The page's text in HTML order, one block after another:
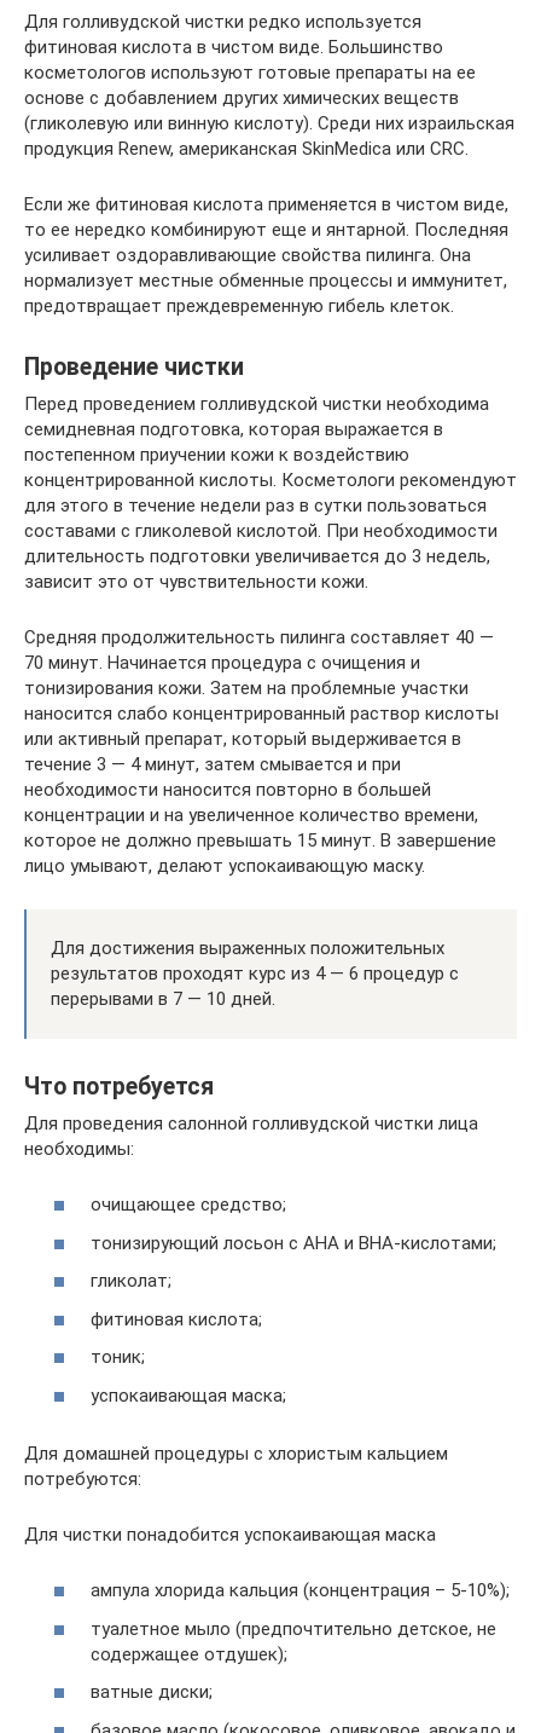
Для голливудской чистки редко используется
фитиновая кислота в чистом виде. Большинство
косметологов используют готовые препараты на ее
основе с добавлением других химических веществ
(гликолевую или винную кислоту). Среди них израильская
продукция Renew, американская SkinMedica или CRC.
Если же фитиновая кислота применяется в чистом виде,
то ее нередко комбинируют еще и янтарной. Последняя
усиливает оздоравливающие свойства пилинга. Она
нормализует местные обменные процессы и иммунитет,
предотвращает преждевременную гибель клеток.
Проведение чистки
Перед проведением голливудской чистки необходима
семидневная подготовка, которая выражается в
постепенном приучении кожи к воздействию
концентрированной кислоты. Косметологи рекомендуют
для этого в течение недели раз в сутки пользоваться
составами с гликолевой кислотой. При необходимости
длительность подготовки увеличивается до 3 недель,
зависит это от чувствительности кожи.
Средняя продолжительность пилинга составляет 40 —
70 минут. Начинается процедура с очищения и
тонизирования кожи. Затем на проблемные участки
наносится слабо концентрированный раствор кислоты
или активный препарат, который выдерживается в
течение 3 — 4 минут, затем смывается и при
необходимости наносится повторно в большей
концентрации и на увеличенное количество времени,
которое не должно превышать 15 минут. В завершение
лицо умывают, делают успокаивающую маску.
Для достижения выраженных положительных
результатов проходят курс из 4 — 6 процедур с
перерывами в 7 — 10 дней.
Что потребуется
Для проведения салонной голливудской чистки лица
необходимы:
очищающее средство;
тонизирующий лосьон с АНА и ВНА-кислотами;
гликолат;
фитиновая кислота;
тоник;
успокаивающая маска;
Для домашней процедуры с хлористым кальцием
потребуются:
Для чистки понадобится успокаивающая маска
ампула хлорида кальция (концентрация – 5-10%);
туалетное мыло (предпочтительно детское, не
содержащее отдушек);
ватные диски;